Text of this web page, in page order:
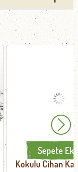
Cihan Kaçak Çay
Sepete Ekle